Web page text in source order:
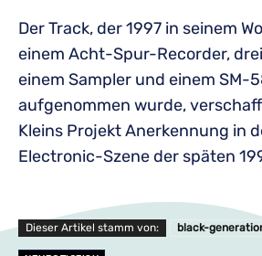
Der Track, der 1997 in seinem
einem Acht-Spur-Recorder,
einem Sampler und einem SM-
aufgenommen wurde,
Kleins Projekt Anerkennung in
Electronic-Szene der späten
Dieser Artikel stamm von: black-